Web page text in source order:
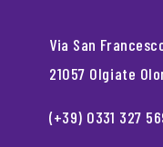
Via San
21057 Olgiate
(+39) 0331 327